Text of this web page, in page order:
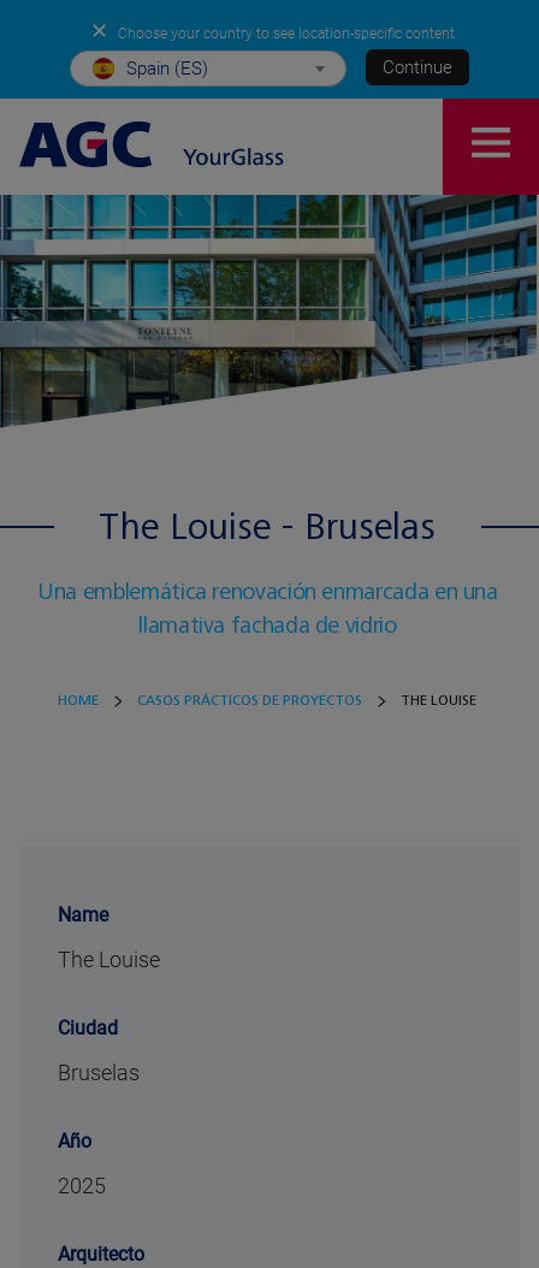
✕ Choose your country to see location-specific content
Spain (ES) Continue
The Louise - Bruselas
Una emblemática renovación enmarcada en una
llamativa fachada de vidrio
HOME CASOS PRÁCTICOS DE PROYECTOS THE LOUISE
Name
The Louise
Ciudad
Bruselas
Año
2025
Arquitecto